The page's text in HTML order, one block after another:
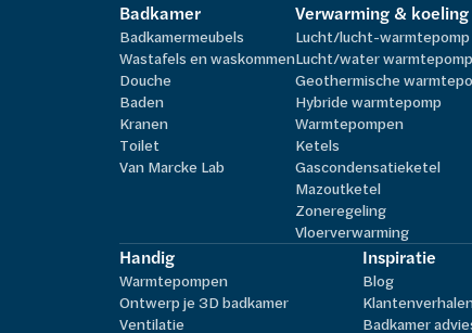
Badkamer
Badkamermeubels
Wastafels en waskommen
Douche
Baden
Kranen
Toilet
Van Marcke Lab
Verwarming & koeling
Lucht/lucht-warmtepomp
Lucht/water warmtepomp
Geothermische
Hybride warmtepomp
Warmtepompen
Ketels
Gascondensatieketel
Mazoutketel
Zoneregeling
Vloerverwarming
Handig
Warmtepompen
Ontwerp je 3D badkamer
Ventilatie
Inspiratie
Blog
Badkamer